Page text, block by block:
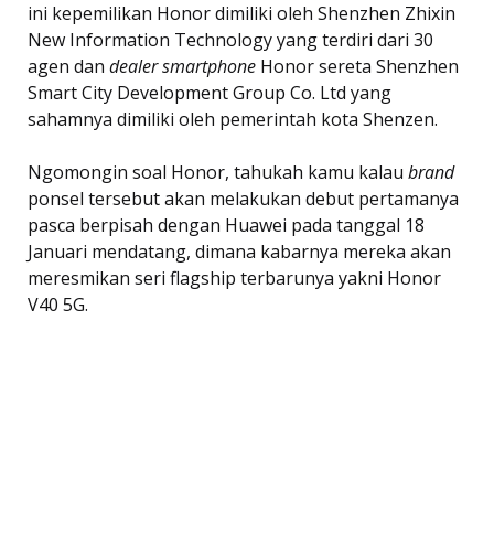
ini kepemilikan Honor dimiliki oleh Shenzhen Zhixin
New Information Technology yang terdiri dari 30
agen dan dealer smartphone Honor sereta Shenzhen
Smart City Development Group Co. Ltd yang
sahamnya dimiliki oleh pemerintah kota Shenzen.
Ngomongin soal Honor, tahukah kamu kalau brand
ponsel tersebut akan melakukan debut pertamanya
pasca berpisah dengan Huawei pada tanggal 18
Januari mendatang, dimana kabarnya mereka akan
meresmikan seri flagship terbarunya yakni Honor
V40 5G.